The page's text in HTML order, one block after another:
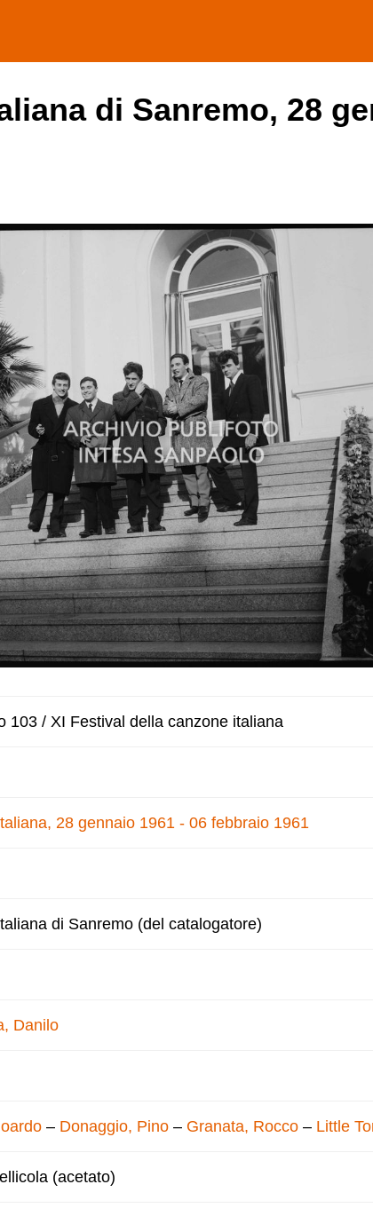
di Sanremo, 28
103 / XI Festival della canzone italiana
28 gennaio 1961 - 06 febbraio 1961
di Sanremo (del catalogatore)
Danilo
– Donaggio, Pino – Granata, Rocco – Little
(acetato)